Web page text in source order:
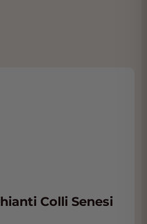
Colli Senesi